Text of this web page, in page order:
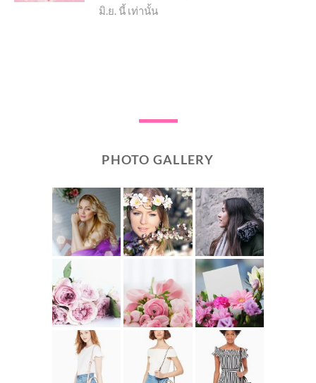
มิ.ย. นี้ เท่านั้น
PHOTO GALLERY